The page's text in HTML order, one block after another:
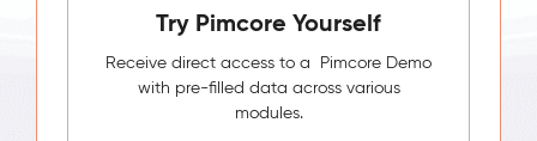
Try Pimcore Yourself
Receive direct access to a Pimcore Demo
with pre-filled data across various
modules.